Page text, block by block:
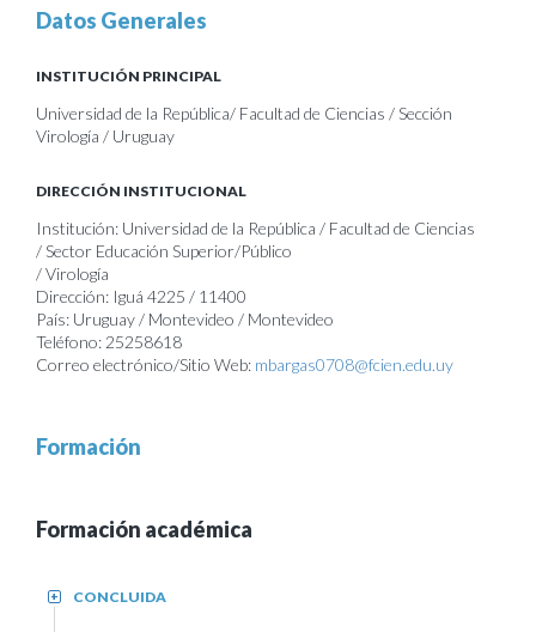
Datos Generales
INSTITUCIÓN PRINCIPAL
Universidad de la República/ Facultad de Ciencias / Sección
Virología / Uruguay
DIRECCIÓN INSTITUCIONAL
Institución: Universidad de la República / Facultad de Ciencias
/ Sector Educación Superior/Público
/ Virología
Dirección: Iguá 4225 / 11400
País: Uruguay / Montevideo / Montevideo
Teléfono: 25258618
Correo electrónico/Sitio Web: mbargas0708@fcien.edu.uy
Formación
Formación académica
CONCLUIDA
+